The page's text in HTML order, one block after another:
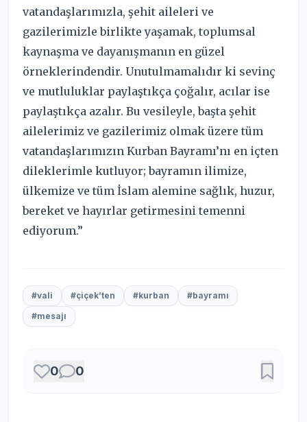
vatandaşlarımızla, şehit aileleri ve
gazilerimizle birlikte yaşamak, toplumsal
kaynaşma ve dayanışmanın en güzel
örneklerindendir. Unutulmamalıdır ki sevinç
ve mutluluklar paylaştıkça çoğalır, acılar ise
paylaştıkça azalır. Bu vesileyle, başta şehit
ailelerimiz ve gazilerimiz olmak üzere tüm
vatandaşlarımızın Kurban Bayramı’nı en içten
dileklerimle kutluyor; bayramın ilimize,
ülkemize ve tüm İslam alemine sağlık, huzur,
bereket ve hayırlar getirmesini temenni
ediyorum.”
#vali #çiçek’ten #kurban
#bayramı
#mesajı
0 0